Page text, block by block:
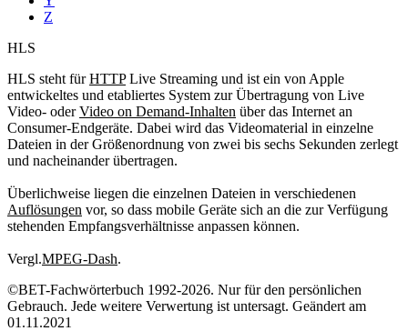
Z
HLS
HLS steht fürHTTPLive Streaming und ist ein von Apple
entwickeltes und etabliertes System zur Übertragung von Live
Video- oderVideo on Demand-Inhalten über das Internet an
Consumer-Endgeräte. Dabei wird das Videomaterial in einzelne
Dateien in der Größenordnung von zwei bis sechs Sekunden zerlegt
und nacheinander übertragen.
Überlichweise liegen die einzelnen Dateien in verschiedenen
Auflösungen vor, so dass mobile Geräte sich an die zur Verfügung
stehenden Empfangsverhältnisse anpassen können.
Vergl.MPEG-Dash.
©BET-Fachwörterbuch 1992-2026. Nur für den persönlichen
Gebrauch. Jede weitere Verwertung ist untersagt. Geändert am
01.11.2021